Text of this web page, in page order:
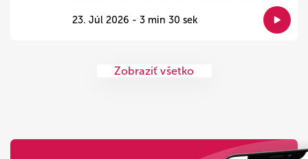
23. Júl 2026 - 3 min 30 sek
Zobraziť všetko